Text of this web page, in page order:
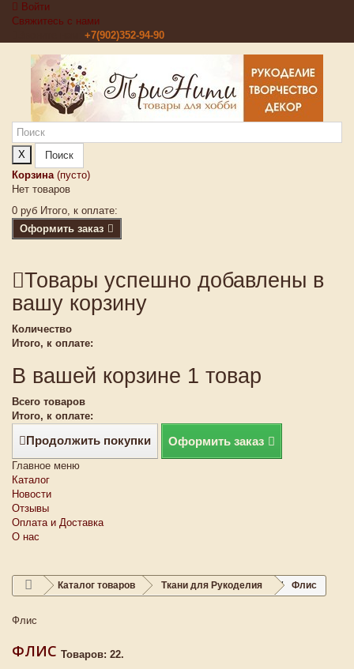
Войти
Свяжитесь с нами
+7(902)352-94-90
X
Поиск
Корзина (пусто)
Нет товаров
0 руб Итого, к оплате:
Оформить заказ
Товары успешно добавлены в
вашу корзину
Количество
Итого, к оплате:
В вашей корзине 1 товар
Всего товаров
Итого, к оплате:
Продолжить покупки Оформить заказ
Главное меню
Каталог
Новости
Отзывы
Оплата и Доставка
О нас
Каталог товаров Ткани для Рукоделия Флис
Флис
ФЛИС Товаров: 22.